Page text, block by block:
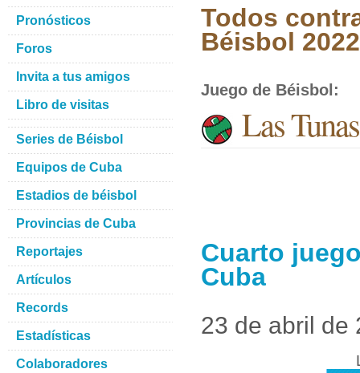
Todos
Béisbol 2022
Juego de Béisbol :
Las
Cuarto
Cuba
23 de abril de
Pronósticos
Foros
Invita a tus amigos
Libro de visitas
Series de Béisbol
Equipos de Cuba
Estadios de béisbol
Provincias de Cuba
Reportajes
Artículos
Records
Estadísticas
Colaboradores